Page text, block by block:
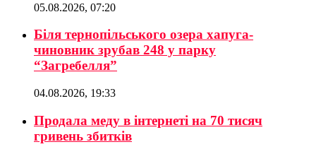
05.08.2026, 07:20
Біля тернопільського озера хапуга-
чиновник зрубав 248 у парку
“Загребелля”
04.08.2026, 19:33
Продала меду в інтернеті на 70 тисяч
гривень збитків